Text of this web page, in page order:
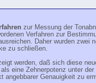
zur Messung der
Verfahren zur
Daher wurden zwei
zu schließen.
werden, daß sich diese
eine Zehnerpotenz unter der
angebbarer Genauigkeit zu